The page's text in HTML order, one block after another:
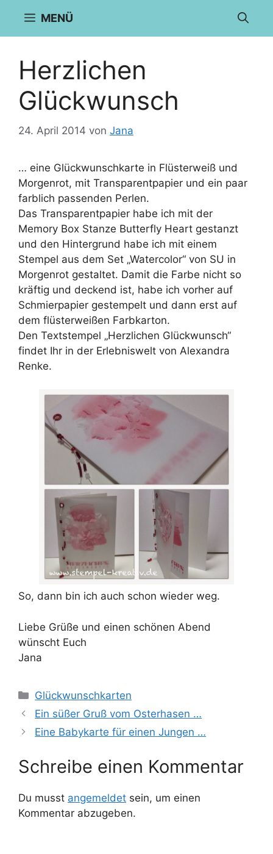
Inhalt
springen
MENÜ
Herzlichen
Glückwunsch
24. April 2014 von Jana
… eine Glückwunschkarte in Flüsterweiß und
Morgenrot, mit Transparentpapier und ein paar
farblich passenden Perlen.
Das Transparentpapier habe ich mit der
Memory Box Stanze Butterfly Heart gestanzt
und den Hintergrund habe ich mit einem
Stempel aus dem Set „Watercolor“ von SU in
Morgenrot gestaltet. Damit die Farbe nicht so
kräftig und deckend ist, habe ich vorher auf
Schmierpapier gestempelt und dann erst auf
dem flüsterweißen Farbkarton.
Den Textstempel „Herzlichen Glückwunsch“
findet Ihr in der Erlebniswelt von Alexandra
Renke.
So, dann bin ich auch schon wieder weg.
Liebe Grüße und einen schönen Abend
wünscht Euch
Jana
Kategorien
Glückwunschkarten
Ein süßer Gruß vom Osterhasen …
Eine Babykarte für einen Jungen …
Schreibe einen Kommentar
Du musst angemeldet sein, um einen
Kommentar abzugeben.